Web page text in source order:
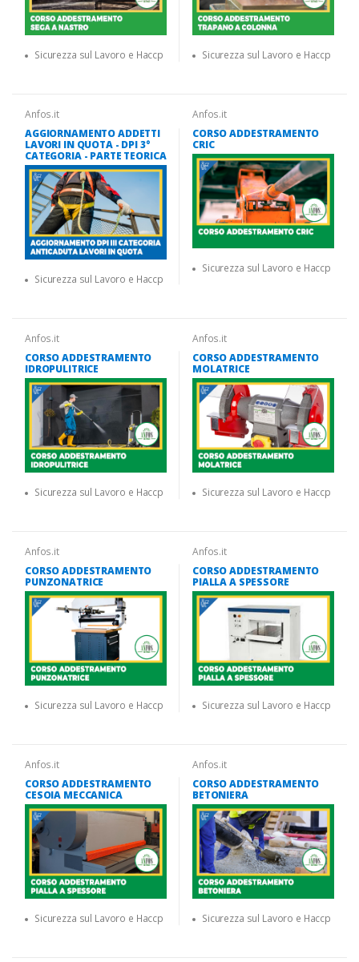
Sicurezza sul Lavoro e Haccp Sicurezza sul Lavoro e Haccp
Anfos.it
AGGIORNAMENTO ADDETTI
LAVORI IN QUOTA - DPI 3°
CATEGORIA - PARTE TEORICA
Sicurezza sul Lavoro e Haccp
Anfos.it
CORSO ADDESTRAMENTO
CRIC
Sicurezza sul Lavoro e Haccp
Anfos.it
CORSO ADDESTRAMENTO
IDROPULITRICE
Sicurezza sul Lavoro e Haccp
Anfos.it
CORSO ADDESTRAMENTO
MOLATRICE
Sicurezza sul Lavoro e Haccp
Anfos.it
CORSO ADDESTRAMENTO
PUNZONATRICE
Sicurezza sul Lavoro e Haccp
Anfos.it
CORSO ADDESTRAMENTO
PIALLA A SPESSORE
Sicurezza sul Lavoro e Haccp
Anfos.it
CORSO ADDESTRAMENTO
CESOIA MECCANICA
Sicurezza sul Lavoro e Haccp
Anfos.it
CORSO ADDESTRAMENTO
BETONIERA
Sicurezza sul Lavoro e Haccp